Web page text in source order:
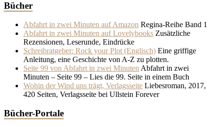
Bücher
Abfahrt in zwei Minuten auf Amazon Regina-Reihe Band 1
Abfahrt in zwei Minuten auf Lovelybooks Zusätzliche
Rezensionen, Leserunde, Eindrücke
Schreibratgeber: Rock your Plot (Englisch) Eine griffige
Anleitung, eine Geschichte von A-Z zu plotten.
Seite 99 von Abfahrt in zwei Minuten Abfahrt in zwei
Minuten – Seite 99 – Lies die 99. Seite in einem Buch
Wohin der Wind uns trägt, Verlagsseite Liebesroman, 2017,
420 Seiten, Verlagsseite bei Ullstein Forever
Bücher-Portale